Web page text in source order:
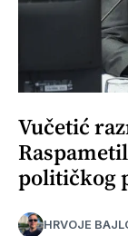
Vučetić
političkog
HRVOJE